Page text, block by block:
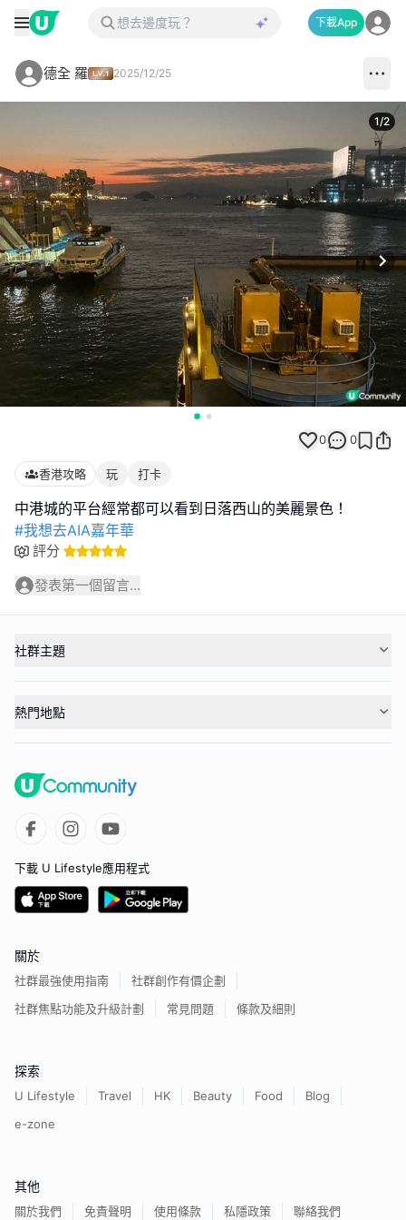
下載App
德全 羅 2025/12/25
1/2
0 0
香港攻略 玩 打卡
#我想去AIA嘉年華
評分
發表第一個留言...
社群主題
熱門地點
下載 U Lifestyle應用程式
關於
社群最強使用指南
社群創作有價企劃
社群焦點功能及升級計劃
常見問題 條款及細則
探索
U Lifestyle Travel HK Beauty Food
Blog
e-zone
其他
關於我們 免責聲明 使用條款 私隱政策 聯絡我們